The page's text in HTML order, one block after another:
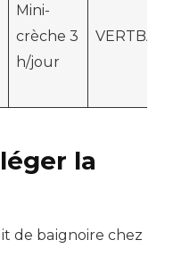
Mini-
crèche 3
h/jour
la
de baignoire chez